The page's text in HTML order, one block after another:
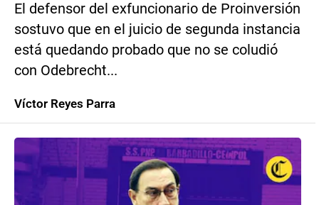
El defensor del exfuncionario de Proinversión
sostuvo que en el juicio de segunda instancia
está quedando probado que no se coludió
con Odebrecht...
Víctor Reyes Parra